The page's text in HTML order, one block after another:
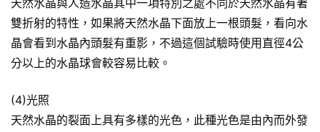
天然水晶與人造水晶其中一項特別之處不同於天然水晶有著
雙折射的特性，如果將天然水晶下面放上一根頭髮，看向水
晶會看到水晶內頭髮有重影，不過這個試驗時使用直徑4公
分以上的水晶球會較容易比較。
(4)光照
天然水晶的裂面上具有多樣的光色，此種光色是由內而外發